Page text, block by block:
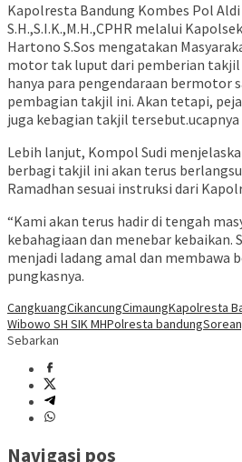
Kapolresta Bandung Kombes Pol
S.H.,S.I.K.,M.H.,CPHR melalui
Hartono S.Sos mengatakan
motor tak luput dari pemberian takjil
hanya para pengendaraan bermotor
pembagian takjil ini. Akan tetapi,
juga kebagian takjil tersebut.ucapnya
Lebih lanjut, Kompol Sudi
berbagi takjil ini akan terus
Ramadhan sesuai instruksi dari
“Kami akan terus hadir di tengah
kebahagiaan dan menebar kebaikan.
menjadi ladang amal dan membawa
pungkasnya.
CangkuangCikancungCimaungKapolresta
Wibowo SH SIK MHPolresta bandung
Sebarkan
Navigasi pos